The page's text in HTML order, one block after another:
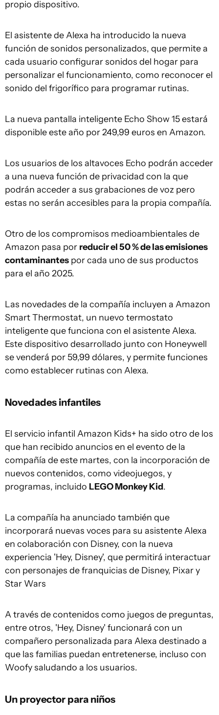
propio dispositivo.
El asistente de Alexa ha introducido la nueva
función de sonidos personalizados, que permite a
cada usuario configurar sonidos del hogar para
personalizar el funcionamiento, como reconocer el
sonido del frigorífico para programar rutinas.
La nueva pantalla inteligente Echo Show 15 estará
disponible este año por 249,99 euros en Amazon.
Los usuarios de los altavoces Echo podrán acceder
a una nueva función de privacidad con la que
podrán acceder a sus grabaciones de voz pero
estas no serán accesibles para la propia compañía.
Otro de los compromisos medioambientales de
Amazon pasa por reducir el 50 % de las emisiones
contaminantes por cada uno de sus productos
para el año 2025.
Las novedades de la compañía incluyen a Amazon
Smart Thermostat, un nuevo termostato
inteligente que funciona con el asistente Alexa.
Este dispositivo desarrollado junto con Honeywell
se venderá por 59,99 dólares, y permite funciones
como establecer rutinas con Alexa.
Novedades infantiles
El servicio infantil Amazon Kids+ ha sido otro de los
que han recibido anuncios en el evento de la
compañía de este martes, con la incorporación de
nuevos contenidos, como videojuegos, y
programas, incluido LEGO Monkey Kid.
La compañía ha anunciado también que
incorporará nuevas voces para su asistente Alexa
en colaboración con Disney, con la nueva
experiencia 'Hey, Disney', que permitirá interactuar
con personajes de franquicias de Disney, Pixar y
Star Wars
A través de contenidos como juegos de preguntas,
entre otros, 'Hey, Disney' funcionará con un
compañero personalizada para Alexa destinado a
que las familias puedan entretenerse, incluso con
Woofy saludando a los usuarios.
Un proyector para niños